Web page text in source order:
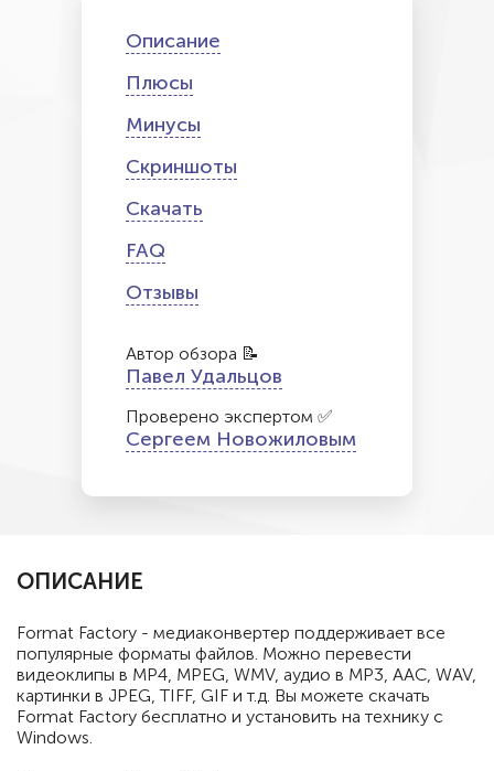
Описание
Плюсы
Минусы
Скриншоты
Скачать
FAQ
Отзывы
Автор обзора 📝
Павел Удальцов
Проверено экспертом ✅
Сергеем Новожиловым
ОПИСАНИЕ
Format Factory - медиаконвертер поддерживает все
популярные форматы файлов. Можно перевести
видеоклипы в MP4, MPEG, WMV, аудио в MP3, AAC, WAV,
картинки в JPEG, TIFF, GIF и т.д. Вы можете скачать
Format Factory бесплатно и установить на технику с
Windows.